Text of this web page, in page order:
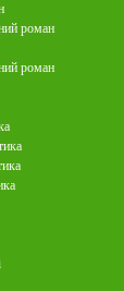
роман
роман